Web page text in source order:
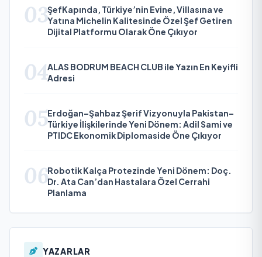
03ŞefKapında, Türkiye’nin Evine, Villasına ve
Yatına Michelin Kalitesinde Özel Şef Getiren
Dijital Platformu Olarak Öne Çıkıyor
04ALAS BODRUM BEACH CLUB ile Yazın En Keyifli
Adresi
05Erdoğan–Şahbaz Şerif Vizyonuyla Pakistan–
Türkiye İlişkilerinde Yeni Dönem: Adil Sami ve
PTIDC Ekonomik Diplomaside Öne Çıkıyor
06Robotik Kalça Protezinde Yeni Dönem: Doç.
Dr. Ata Can’dan Hastalara Özel Cerrahi
Planlama
YAZARLAR